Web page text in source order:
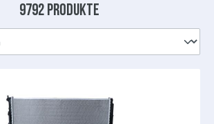
9792 Produkte